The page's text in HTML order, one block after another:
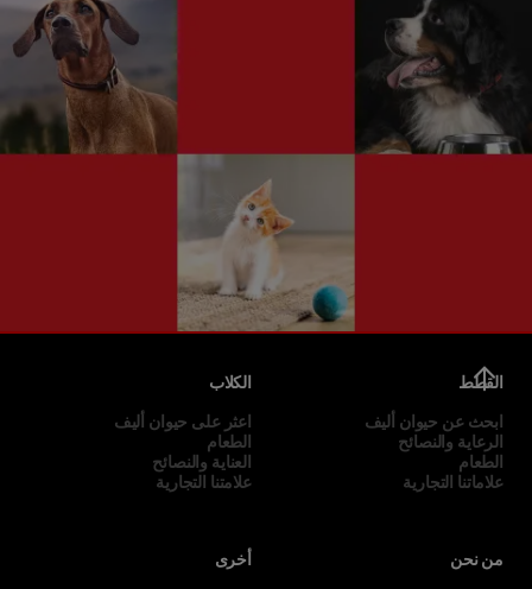
القطط
ابحث عن حيوان أليف
الرعاية والنصائح
الطعام
علاماتنا التجارية
الكلاب
اعثر على حيوان أليف
الطعام
العناية والنصائح
علامتنا التجارية
من نحن
أخرى